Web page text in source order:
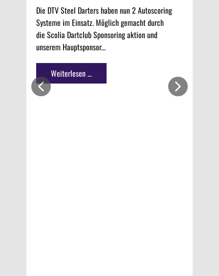
Die DTV Steel Darters haben nun 2 Autoscoring
Systeme im Einsatz. Möglich gemacht durch
die Scolia Dartclub Sponsoring aktion und
unserem Hauptsponsor...
Weiterlesen …